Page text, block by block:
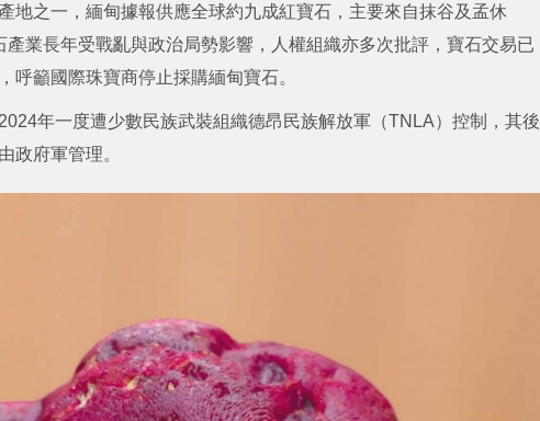
地之一，緬甸據報供應全球約九成紅寶石，主要來自抹谷及孟休
產業長年受戰亂與政治局勢影響，人權組織亦多次批評，寶石交易已
呼籲國際珠寶商停止採購緬甸寶石。
年一度遭少數民族武裝組織德昂民族解放軍（TNLA）控制，其後
政府軍管理。